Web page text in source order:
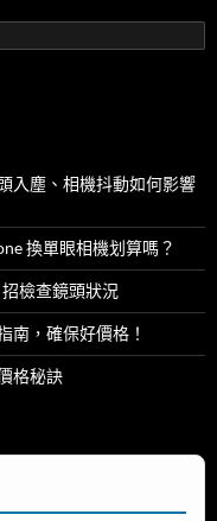
入塵、相機抖動如何影響
換單眼相機划算嗎？
檢查鏡頭狀況
南，確保好價格！
格秘訣